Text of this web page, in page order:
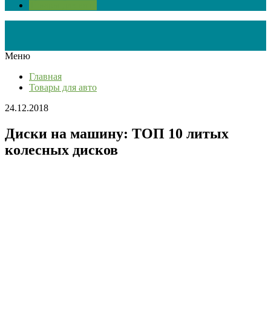
Меню
Главная
Товары для авто
24.12.2018
Диски на машину: ТОП 10 литых
колесных дисков